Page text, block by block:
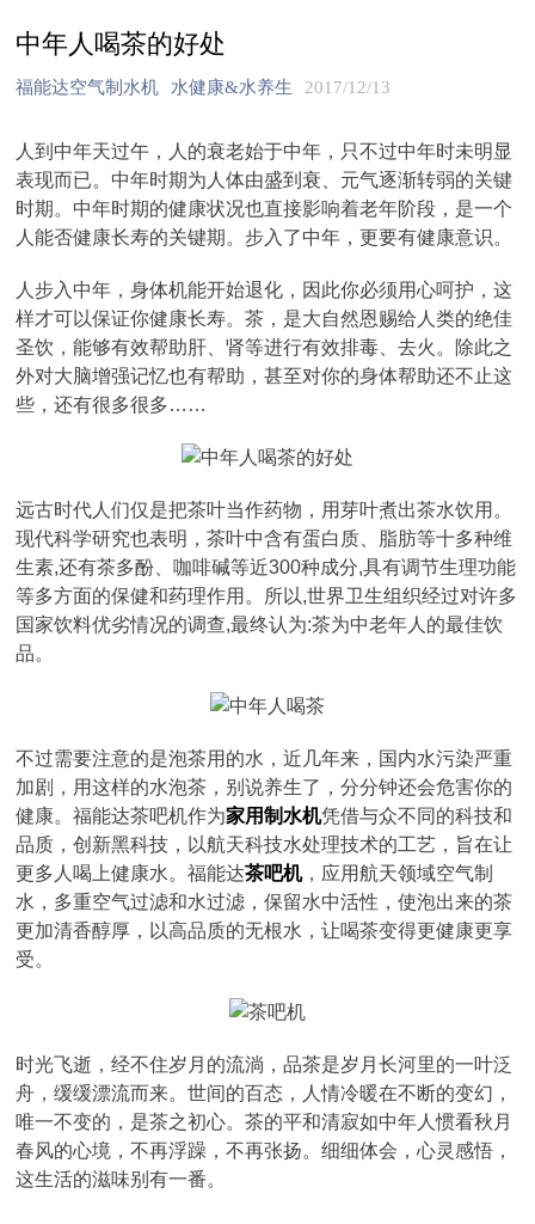
中年人喝茶的好处
福能达空气制水机 水健康&水养生 2017/12/13
人到中年天过午，人的衰老始于中年，只不过中年时未明显
表现而已。中年时期为人体由盛到衰、元气逐渐转弱的关键
时期。中年时期的健康状况也直接影响着老年阶段，是一个
人能否健康长寿的关键期。步入了中年，更要有健康意识。
人步入中年，身体机能开始退化，因此你必须用心呵护，这
样才可以保证你健康长寿。茶，是大自然恩赐给人类的绝佳
圣饮，能够有效帮助肝、肾等进行有效排毒、去火。除此之
外对大脑增强记忆也有帮助，甚至对你的身体帮助还不止这
些，还有很多很多……
远古时代人们仅是把茶叶当作药物，用芽叶煮出茶水饮用。
现代科学研究也表明，茶叶中含有蛋白质、脂肪等十多种维
生素,还有茶多酚、咖啡碱等近300种成分,具有调节生理功能
等多方面的保健和药理作用。所以,世界卫生组织经过对许多
国家饮料优劣情况的调查,最终认为:茶为中老年人的最佳饮
品。
不过需要注意的是泡茶用的水，近几年来，国内水污染严重
加剧，用这样的水泡茶，别说养生了，分分钟还会危害你的
健康。福能达茶吧机作为家用制水机凭借与众不同的科技和
品质，创新黑科技，以航天科技水处理技术的工艺，旨在让
更多人喝上健康水。福能达茶吧机，应用航天领域空气制
水，多重空气过滤和水过滤，保留水中活性，使泡出来的茶
更加清香醇厚，以高品质的无根水，让喝茶变得更健康更享
受。
时光飞逝，经不住岁月的流淌，品茶是岁月长河里的一叶泛
舟，缓缓漂流而来。世间的百态，人情冷暖在不断的变幻，
唯一不变的，是茶之初心。茶的平和清寂如中年人惯看秋月
春风的心境，不再浮躁，不再张扬。细细体会，心灵感悟，
这生活的滋味别有一番。